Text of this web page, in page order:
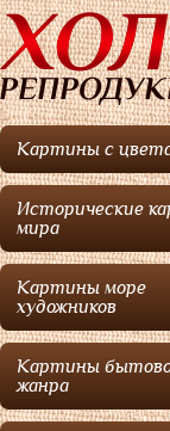
Картины с
Исторические
мира
Картины море
художников
Картины
жанра